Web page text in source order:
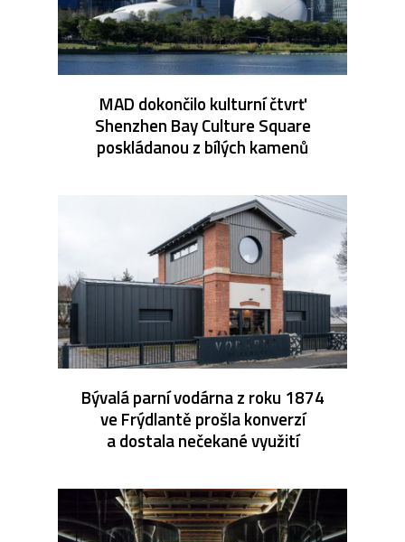
MAD dokončilo kulturní čtvrť
Shenzhen Bay Culture Square
poskládanou z bílých kamenů
Bývalá parní vodárna z roku 1874
ve Frýdlantě prošla konverzí
a dostala nečekané využití